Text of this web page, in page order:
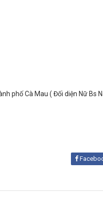
phố Cà Mau ( Đối diện Nữ Bs